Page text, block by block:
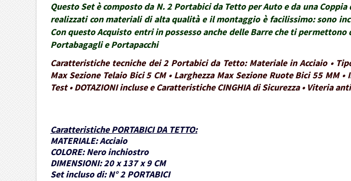
Questo Set è composto da N. 2 Portabici da Tetto per Auto e da una
realizzati con materiali di alta qualità e il montaggio è facilissimo: sono
Con questo Acquisto entri in possesso anche delle Barre che ti
Portabagagli e Portapacchi
Caratteristiche tecniche dei 2 Portabici da Tetto: Materiale in Acciaio •
Max Sezione Telaio Bici 5 CM • Larghezza Max Sezione Ruote Bici 55 MM
Test • DOTAZIONI incluse e Caratteristiche CINGHIA di Sicurezza • Viteria
Caratteristiche PORTABICI DA TETTO:
MATERIALE:Acciaio
COLORE: Nero inchiostro
DIMENSIONI:20 x 137 x 9 CM
Set incluso di: N° 2 PORTABICI